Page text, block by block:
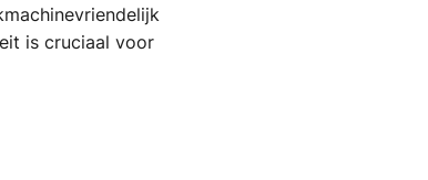
is cruciaal voor